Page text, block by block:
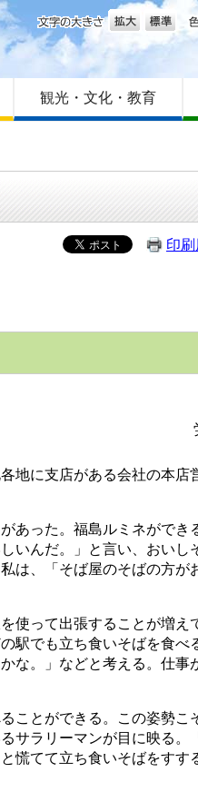
文字の大きさ
観光・文化・教育
印
に支店がある会社の本店
った。福島ルミネができ
いんだ。」と言い、おい
は、「そば屋のそばの方
って出張することが増え
駅でも立ち食いそばを食べ
な。」などと考える。仕
とができる。この姿勢こ
サラリーマンが目に映る
慌てて立ち食いそばをす